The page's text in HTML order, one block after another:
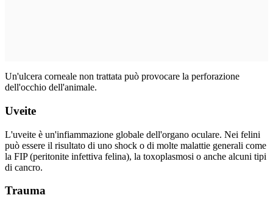
Un'ulcera corneale non trattata può provocare la perforazione
dell'occhio dell'animale.
Uveite
L'uveite è un'infiammazione globale dell'organo oculare. Nei felini
può essere il risultato di uno shock o di molte malattie generali come
la FIP (peritonite infettiva felina), la toxoplasmosi o anche alcuni tipi
di cancro.
Trauma